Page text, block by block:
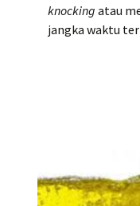
knocking atau
jangka waktu